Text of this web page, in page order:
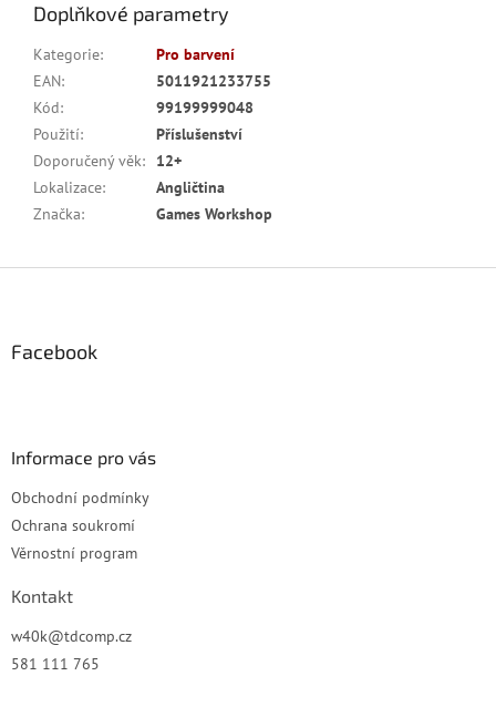
Doplňkové parametry
Kategorie:
Pro barvení
EAN:
5011921233755
Kód:
99199999048
Použití:
Příslušenství
Doporučený věk:
12+
Lokalizace:
Angličtina
Značka: Games Workshop
Facebook
Informace pro vás
Obchodní podmínky
Ochrana soukromí
Věrnostní program
Kontakt
w40k@tdcomp.cz
581 111 765